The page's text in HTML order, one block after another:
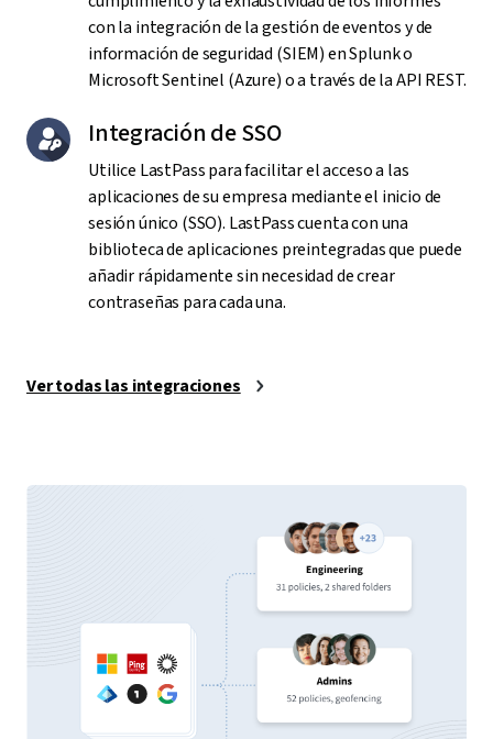
con la integración de la gestión de eventos y de
información de seguridad (SIEM) en Splunk o
Microsoft Sentinel (Azure) o a través de la API REST.
Integración de SSO
Utilice LastPass para facilitar el acceso a las
aplicaciones de su empresa mediante el inicio de
sesión único (SSO). LastPass cuenta con una
biblioteca de aplicaciones preintegradas que puede
añadir rápidamente sin necesidad de crear
contraseñas para cada una.
Ver todas las integraciones